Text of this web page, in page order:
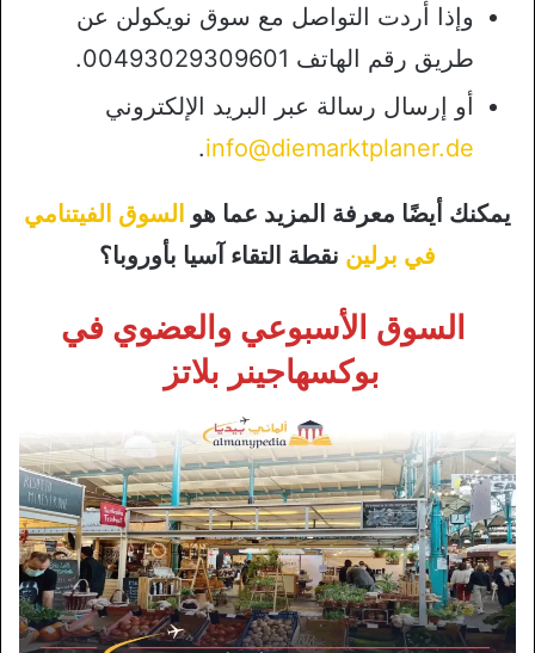
وإذا أردت التواصل مع سوق نويكولن عن
طريق رقم الهاتف 00493029309601.
أو إرسال رسالة عبر البريد الإلكتروني
info@diemarktplaner.de
.
يمكنك أيضًا معرفة المزيد عما هو السوق الفيتنامي
في برلين نقطة التقاء آسيا بأوروبا؟
السوق الأسبوعي والعضوي في
بوكسهاجينر بلاتز